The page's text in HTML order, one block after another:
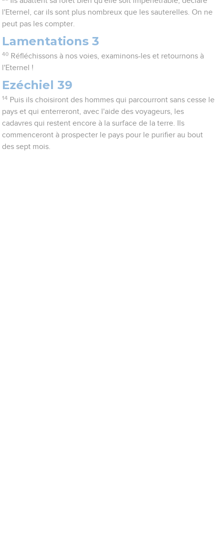
l'Eternel, car ils sont plus nombreux que les sauterelles. On ne
peut pas les compter.
Lamentations 3
40 Réfléchissons à nos voies, examinons-les et retournons à
l'Eternel !
Ezéchiel 39
14 Puis ils choisiront des hommes qui parcourront sans cesse le
pays et qui enterreront, avec l'aide des voyageurs, les
cadavres qui restent encore à la surface de la terre. Ils
commenceront à prospecter le pays pour le purifier au bout
des sept mois.